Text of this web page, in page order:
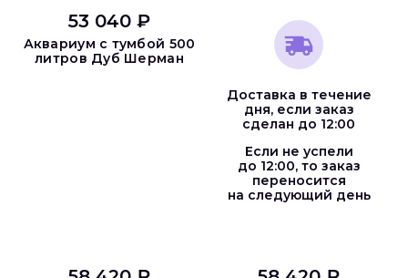
53 040 ₽
Аквариум с тумбой 500
литров Дуб Шерман
Доставка в течение
дня, если заказ
сделан до 12:00
Если не успели
до 12:00, то заказ
переносится
на следующий день